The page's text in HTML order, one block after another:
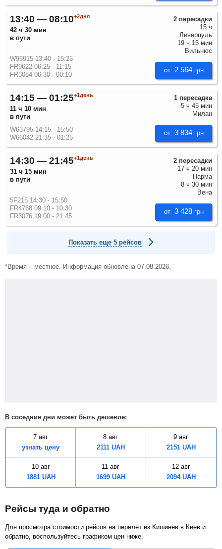
13:40 — 08:10+2дня
42 ч 30 мин
в пути
от 2 564 грн
2 пересадки
15 ч
Ливерпуль
19 ч 15 мин
Вильнюс
W96915 13:40 - 15:25
FR9622 06:25 - 11:15
FR3084 06:30 - 08:10
14:15 — 01:25+1день
11 ч 10 мин
в пути
от 3 834 грн
1 пересадка
5 ч 45 мин
Милан
W63795 14:15 - 15:50
W66042 21:35 - 01:25
14:30 — 21:45+1день
31 ч 15 мин
в пути
от 3 428 грн
2 пересадки
17 ч 20 мин
Парма
8 ч 30 мин
Вена
5F215 14:30 - 15:50
FR4768 09:10 - 10:30
FR3076 19:00 - 21:45
Показать еще 5 рейсов
*Время – местное. Информация обновлена 07.08.2026.
В соседние дни может быть дешевле:
7 авг
узнать цену
8 авг
2111 UAH
9 авг
2151 UAH
10 авг
1881 UAH
11 авг
1699 UAH
12 авг
2094 UAH
Рейсы туда и обратно
Для просмотра стоимости рейсов на перелёт из Кишинев в Киев и
обратно, воспользуйтесь графиком цен ниже.